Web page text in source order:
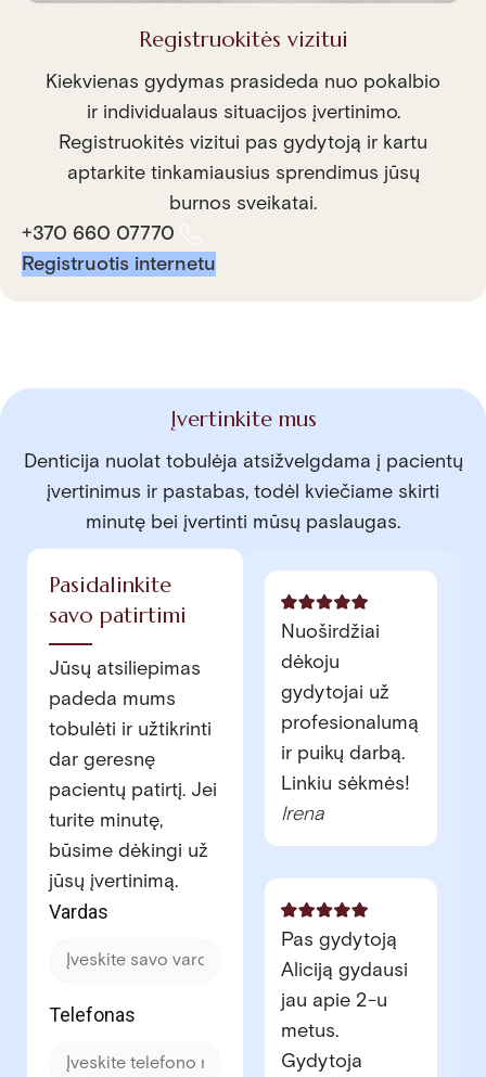
Registruokitės vizitui
Kiekvienas gydymas prasideda nuo pokalbio
ir individualaus situacijos įvertinimo.
Registruokitės vizitui pas gydytoją ir kartu
aptarkite tinkamiausius sprendimus jūsų
burnos sveikatai.
+370 660 07770
Registruotis internetu
Įvertinkite mus
Denticija nuolat tobulėja atsižvelgdama į pacientų
įvertinimus ir pastabas, todėl kviečiame skirti
minutę bei įvertinti mūsų paslaugas.
Pasidalinkite
savo patirtimi
Jūsų atsiliepimas
padeda mums
tobulėti ir užtikrinti
dar geresnę
pacientų patirtį. Jei
turite minutę,
būsime dėkingi už
jūsų įvertinimą.
Vardas
Telefonas
Nuoširdžiai
dėkoju
gydytojai už
profesionalumą
ir puikų darbą.
Linkiu sėkmės!
Irena
Pas gydytoją
Aliciją gydausi
jau apie 2-u
metus.
Gydytoja